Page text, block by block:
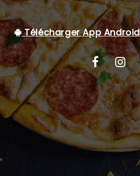
Télécharger App Android